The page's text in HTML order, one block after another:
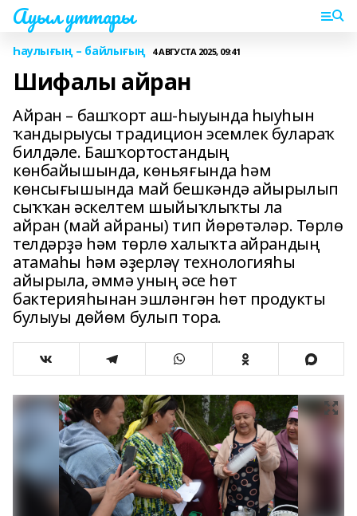
Ауыл уттары
Һаулығың – байлығың 4 АВГУСТА 2025, 09:41
Шифалы айран
Айран – башҡорт аш-һыуында һыуһын
ҡандырыусы традицион эсемлек булараҡ
билдәле. Башҡортостандың
көнбайышында, көньяғында һәм
көнсығышында май бешкәндә айырылып
сыҡҡан әскелтем шыйыҡлыҡты ла
айран (май айраны) тип йөрөтәләр. Төрлө
телдәрҙә һәм төрлө халыҡта айрандың
атамаһы һәм әҙерләү технологияһы
айырыла, әммә уның әсе һөт
бактерияһынан эшләнгән һөт продукты
булыуы дөйөм булып тора.